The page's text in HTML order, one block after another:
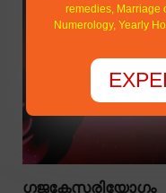
ഗജകേസരിയോഗം
remedies, Marriage
Numerology, Yearly